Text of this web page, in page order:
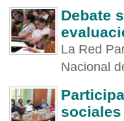
Debate
La Red
Nacional
sociales